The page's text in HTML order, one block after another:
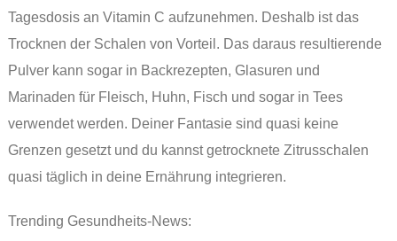
Tagesdosis an Vitamin C aufzunehmen. Deshalb ist das
Trocknen der Schalen von Vorteil. Das daraus resultierende
Pulver kann sogar in Backrezepten, Glasuren und
Marinaden für Fleisch, Huhn, Fisch und sogar in Tees
verwendet werden. Deiner Fantasie sind quasi keine
Grenzen gesetzt und du kannst getrocknete Zitrusschalen
quasi täglich in deine Ernährung integrieren.
Trending Gesundheits-News: